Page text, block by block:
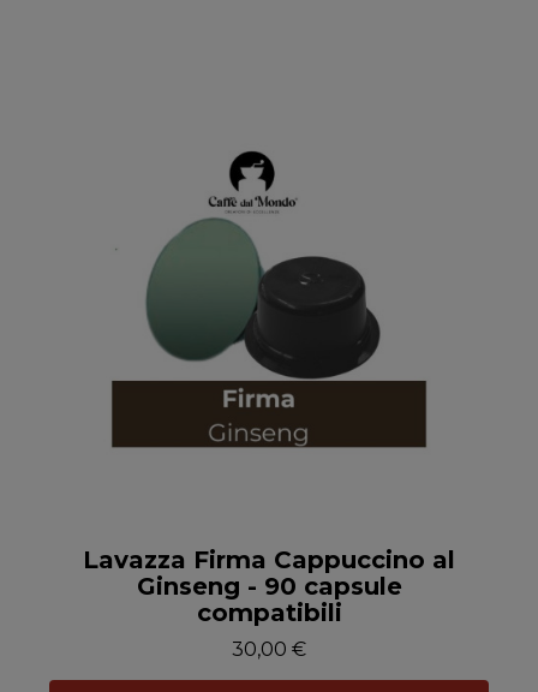
Anteprima
Lavazza Firma Cappuccino al
Ginseng - 90 capsule
compatibili
30,00 €